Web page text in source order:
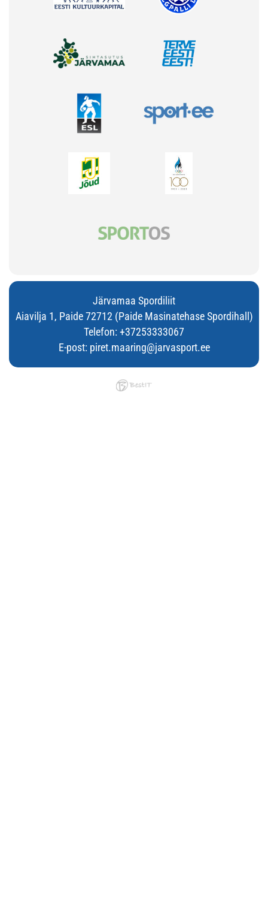
Järvamaa Spordiliit
Aiavilja 1, Paide 72712 (Paide Masinatehase Spordihall)
Telefon: +37253333067
E-post: piret.maaring@jarvasport.ee